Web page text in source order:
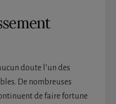
doute l’un des
De nombreuses
de faire fortune